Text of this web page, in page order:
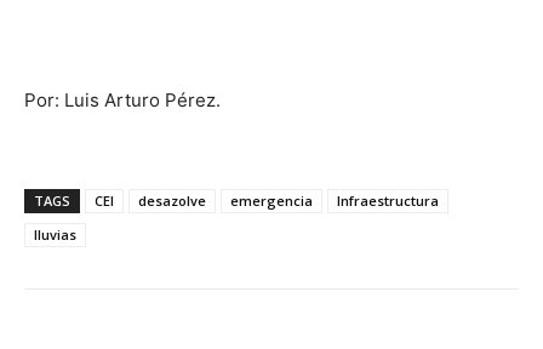
Por: Luis Arturo Pérez.
TAGS CEI desazolve emergencia
Infraestructura
lluvias